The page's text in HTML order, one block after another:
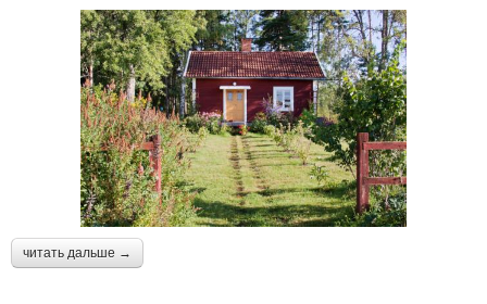
читать дальше →